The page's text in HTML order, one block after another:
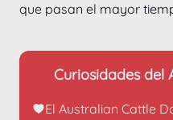
que pasan el mayor
Curiosidades del
El Australian Cattle